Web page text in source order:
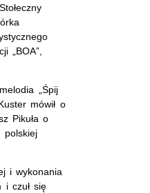
„BOA”,
„Śpij
mówił o
Pikuła o
polskiej
i wykonania
i czuł się